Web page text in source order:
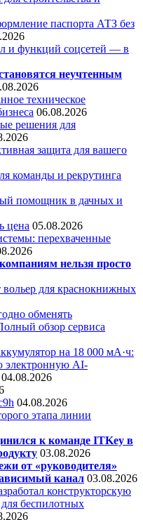
паспорта АТЗ без
и функций соцсетей — в
неучтенным
техническое
06.08.2026
решения для
защита для вашего
команды и рекрутинга
помощник в дачных и
цена 05.08.2026
перехваченные
нельзя просто
вольер для краснокнижных
обменять
обзор сервиса
на 18 000 мА·ч:
электронную AI-
04.08.2026
04.08.2026
этапа линии
к команде ITKey в
03.08.2026
от «руководителя»
канал 03.08.2026
конструкторскую
беспилотных